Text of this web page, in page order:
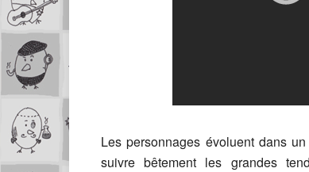
Les personnages évoluent dans
suivre bêtement les grandes